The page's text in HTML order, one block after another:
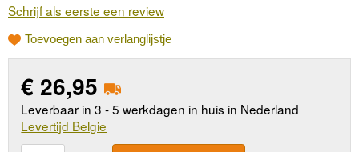
Schrijf als eerste een review
Toevoegen aan verlanglijstje
€ 26,95
Leverbaar in 3 - 5 werkdagen in huis in Nederland
Levertijd Belgie